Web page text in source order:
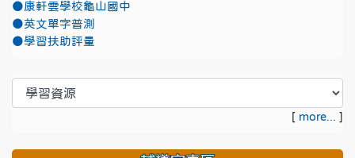
●康軒雲學校龜山國中
●英文單字普測
●學習扶助評量
[ more... ]